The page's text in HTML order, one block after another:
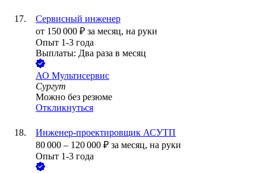
Сервисный инженер
от 150 000 ₽ за месяц, на руки
Опыт 1-3 года
Выплаты: Два раза в месяц
АО Мультисервис
Сургут
Можно без резюме
Откликнуться
Инженер-проектировщик АСУТП
80 000 – 120 000 ₽ за месяц, на руки
Опыт 1-3 года